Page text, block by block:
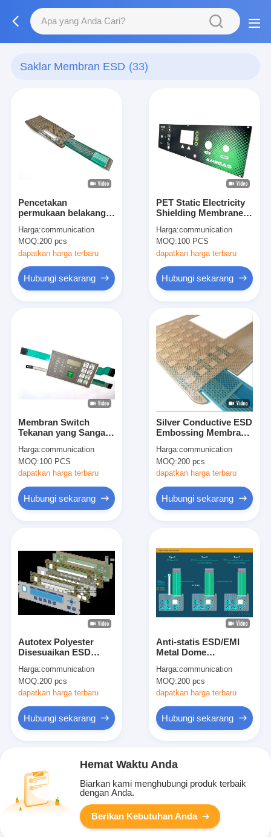
Saklar Membran ESD (33)
Pencetakan
permukaan belakang
layar sentuh dengan
tombol datar
Harga:communication
MOQ:200 pcs
dapatkan harga terbaru
Hubungi sekarang
PET Static Electricity
Shielding Membrane
Keyboard Komputer
Harga:communication
MOQ:100 PCS
dapatkan harga terbaru
Hubungi sekarang
Membran Switch
Tekanan yang Sangat
Resistensi Kimia
Dengan Perekat
Belakang Waterproof
Harga:communication
MOQ:100 PCS
dapatkan harga terbaru
Hubungi sekarang
Silver Conductive ESD
Embossing Membrane
Poly Dome Tact
Button
Harga:communication
MOQ:200 pcs
dapatkan harga terbaru
Hubungi sekarang
Autotex Polyester
Disesuaikan ESD
Keypads Dengan ITO
Film Desain
Harga:communication
MOQ:200 pcs
dapatkan harga terbaru
Hubungi sekarang
Anti-statis ESD/EMI
Metal Dome
dengan teknologi Craft
Harga:communication
MOQ:200 pcs
dapatkan harga terbaru
Hubungi sekarang
Hemat Waktu Anda
Biarkan kami menghubungi produk terbaik
dengan Anda.
Berikan Kebutuhan Anda